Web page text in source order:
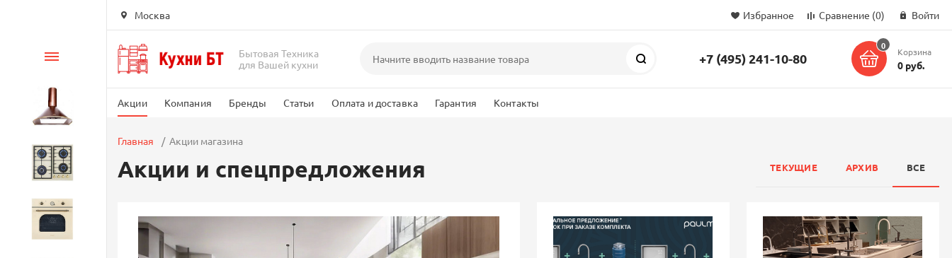
Москва Избранное Сравнение (0) Войти
Бытовая Техника
для Вашей кухни
Поиск +7 (495) 241-10-80
0
Корзина
0 руб.
Акции Компания Бренды Статьи Оплата и доставка Гарантия Контакты
Каталог
Вытяжки
Варочные панели
Духовые шкафы
Главная Акции магазина
Акции и спецпредложения ТЕКУЩИЕ АРХИВ ВСЕ